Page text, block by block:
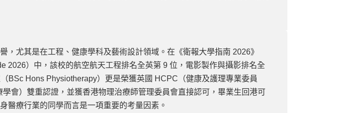
，尤其是在工程、健康學科及藝術設計領域。在《衛報大學指南 2026》
2026）中，該校的航空航天工程排名全英第 9 位，電影製作與攝影排名全
BSc Hons Physiotherapy）更是榮獲英國 HCPC（健康及護理專業委員
會）雙重認證，並獲香港物理治療師管理委員會直接認可，畢業生回港可
醫療行業的同學而言是一項重要的考量因素。